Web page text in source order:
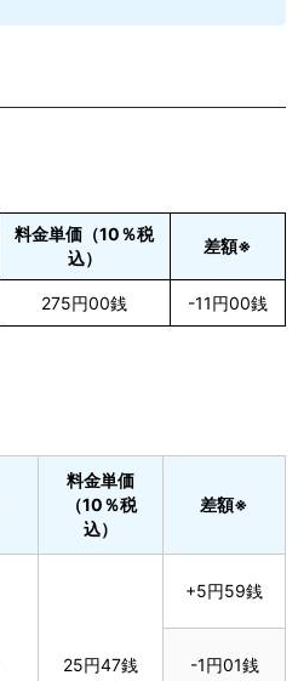
料金単価（10％税
込）
差額※
275円00銭 -11円00銭
料金単価
（10％税
込）
差額※
25円47銭
+5円59銭
-1円01銭